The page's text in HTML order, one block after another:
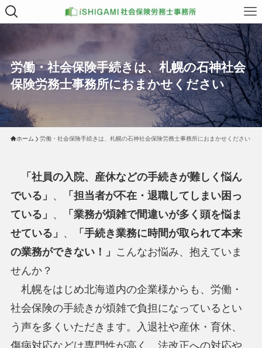
労働・社会保険手続きは、札幌の石神社会
保険労務士事務所におまかせください
ホーム 労働・社会保険手続きは、札幌の石神社会保険労務士事務所におまかせください
「社員の入院、産休などの手続きが難しく悩ん
でいる」 、
「担当者が不在・退職してしまい困っ
ている」 、
「業務が煩雑で間違いが多く頭を悩ま
せている」 、
「手続き業務に時間が取られて本来
の業務ができない！」 こんなお悩み、抱えていま
せんか？
札幌をはじめ北海道内の企業様からも、労働・
社会保険の手続きが煩雑で負担になっているとい
う声を多くいただきます。入退社や産休・育休、
傷病対応などは専門性が高く、法改正への対応や